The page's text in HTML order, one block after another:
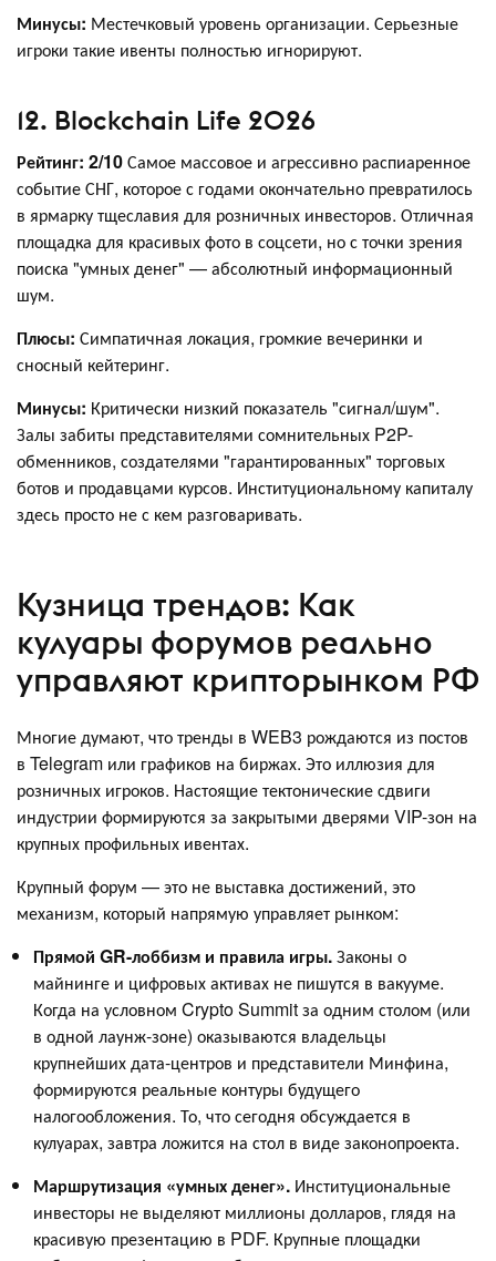
Минусы: Местечковый уровень организации. Серьезные
игроки такие ивенты полностью игнорируют.
12. Blockchain Life 2026
Рейтинг: 2/10Самое массовое и агрессивно распиаренное
событие СНГ, которое с годами окончательно превратилось
в ярмарку тщеславия для розничных инвесторов. Отличная
площадка для красивых фото в соцсети, но с точки зрения
поиска "умных денег" — абсолютный информационный
шум.
Плюсы: Симпатичная локация, громкие вечеринки и
сносный кейтеринг.
Минусы: Критически низкий показатель "сигнал/шум".
Залы забиты представителями сомнительных P2P-
обменников, создателями "гарантированных" торговых
ботов и продавцами курсов. Институциональному капиталу
здесь просто не с кем разговаривать.
Кузница трендов: Как
кулуары форумов реально
управляют крипторынком РФ
Многие думают, что тренды в WEB3 рождаются из постов
в Telegram или графиков на биржах. Это иллюзия для
розничных игроков. Настоящие тектонические сдвиги
индустрии формируются за закрытыми дверями VIP-зон на
крупных профильных ивентах.
Крупный форум — это не выставка достижений, это
механизм, который напрямую управляет рынком:
Прямой GR-лоббизм и правила игры.Законы о
майнинге и цифровых активах не пишутся в вакууме.
Когда на условном Crypto Summit за одним столом (или
в одной лаунж-зоне) оказываются владельцы
крупнейших дата-центров и представители Минфина,
формируются реальные контуры будущего
налогообложения. То, что сегодня обсуждается в
кулуарах, завтра ложится на стол в виде законопроекта.
Маршрутизация «умных денег». Институциональные
инвесторы не выделяют миллионы долларов, глядя на
красивую презентацию в PDF. Крупные площадки